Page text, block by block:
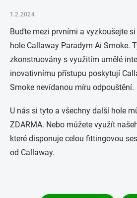
1.2.2024
Buďte mezi prvními a vyzkoušejte
hole Callaway Paradym Ai Smoke.
zkonstruovány s využitím umělé
inovativnímu přístupu poskytují
Smoke nevídanou míru odpouštění.
U nás si tyto a všechny další hole
ZDARMA. Nebo můžete využít
které disponuje celou fittingovou
od Callaway.